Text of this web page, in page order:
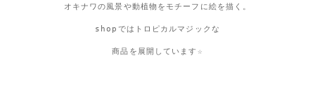
オキナワの風景や動植物をモチーフに絵を描く。
shopではトロピカルマジックな
商品を展開しています☆